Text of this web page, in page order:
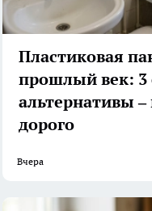
Пластиковая
прошлый век: 3
альтернативы
дорого
Вчера